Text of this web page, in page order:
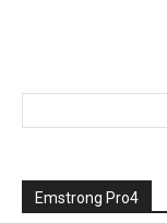
Emstrong Pro4